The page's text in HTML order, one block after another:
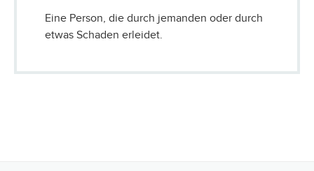
Eine Person, die durch jemanden oder durch
etwas Schaden erleidet.